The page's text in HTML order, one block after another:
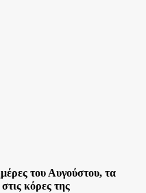
του Αυγούστου, τα
κόρες της